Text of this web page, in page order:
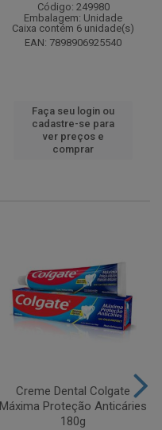
Código: 249980
Embalagem: Unidade
Caixa contém 6 unidade(s)
EAN: 7898906925540
Faça seu login ou
cadastre-se para
ver preços e
comprar
Creme Dental Colgate
Máxima Proteção Anticáries
180g